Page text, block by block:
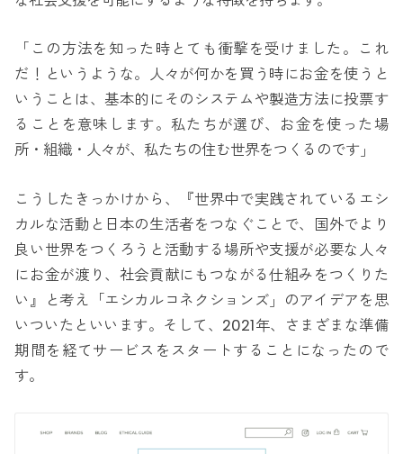
「この方法を知った時とても衝撃を受けました。これ
だ！というような。人々が何かを買う時にお金を使うと
いうことは、基本的にそのシステムや製造方法に投票す
ることを意味します。私たちが選び、お金を使った場
所・組織・人々が、私たちの住む世界をつくるのです」
こうしたきっかけから、『世界中で実践されているエシ
カルな活動と日本の生活者をつなぐことで、国外でより
良い世界をつくろうと活動する場所や支援が必要な人々
にお金が渡り、社会貢献にもつながる仕組みをつくりた
い』と考え「エシカルコネクションズ」のアイデアを思
いついたといいます。そして、2021年、さまざまな準備
期間を経てサービスをスタートすることになったので
す。